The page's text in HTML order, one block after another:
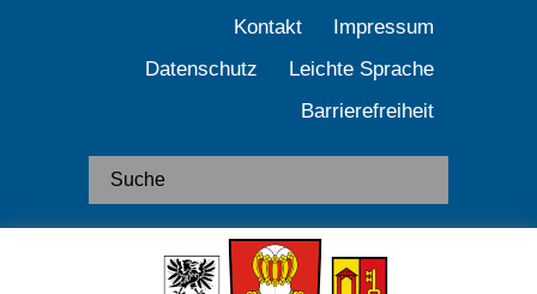
Kontakt
Impressum
Datenschutz
Leichte Sprache
Barrierefreiheit